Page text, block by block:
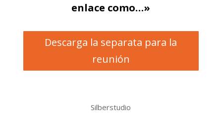
enlace como…»
Descarga la separata para la
reunión
Silberstudio